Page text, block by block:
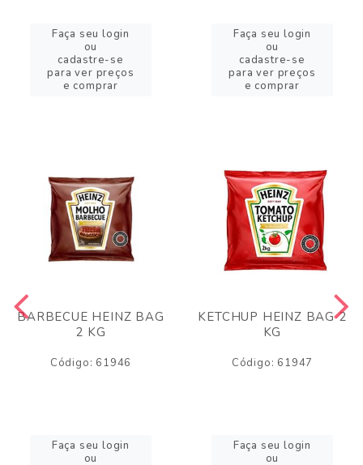
Faça seu login
ou
cadastre-se
para ver preços
e comprar
Faça seu login
ou
cadastre-se
para ver preços
e comprar
BARBECUE HEINZ BAG
2 KG
Código: 61946
Faça seu login
ou
KETCHUP HEINZ BAG 2
KG
Código: 61947
Faça seu login
ou